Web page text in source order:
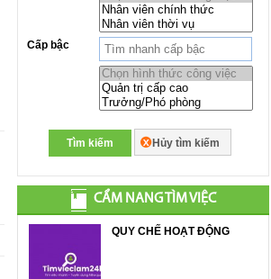
Cấp bậc
Tìm kiếm Hủy tìm kiếm
CẨM NANG TÌM VIỆC
QUY CHẾ HOẠT ĐỘNG